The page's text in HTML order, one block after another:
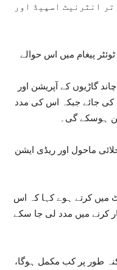
انٹرنیٹ اسپیڈ اور
پیغام میں اس حوالے
گاڑیوں کے آپریشن اور
کی جائے جبکہ اس کی مدد
ہوسکے گی۔
ماحول اور ریڈی ایشن
میں کرتے ہوے کہا کہ اس
کرنے میں مدد لی جا سکے
طور پر کب مکمل ہوگا،